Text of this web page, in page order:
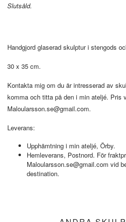
Slutsåld.
Handgjord glaserad skulptur i stengods
30 x 35 cm.
Kontakta mig om du är intresserad av
komma och titta på den i min ateljé. Pris
Maloularsson.se@gmail.com.
Leverans:
Upphämtning i min ateljé, Örby.
Hemleverans, Postnord. För
Maloularsson.se@gmail.com vid
destination.